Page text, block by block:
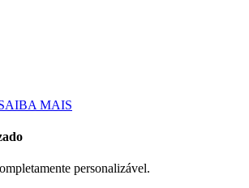
MAIS
personalizável.